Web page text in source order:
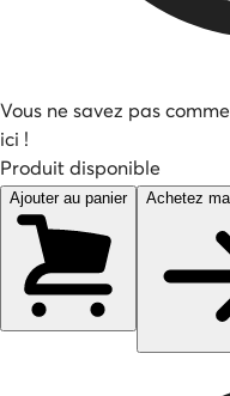
Vous ne savez pas
ici !
Produit disponible
Ajouter au panier Achetez